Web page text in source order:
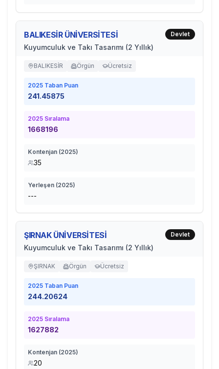
BALIKESİR ÜNİVERSİTESİ
Kuyumculuk ve Takı Tasarımı (2 Yıllık)
Devlet
BALIKESİR Örgün Ücretsiz
2025 Taban Puan
241.45875
2025 Sıralama
1668196
Kontenjan (2025)
35
Yerleşen (2025)
---
ŞIRNAK ÜNİVERSİTESİ
Kuyumculuk ve Takı Tasarımı (2 Yıllık)
Devlet
ŞIRNAK Örgün Ücretsiz
2025 Taban Puan
244.20624
2025 Sıralama
1627882
Kontenjan (2025)
20